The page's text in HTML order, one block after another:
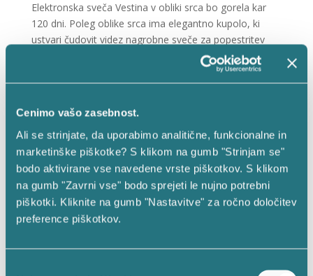
Cenimo vašo zasebnost.
Ali se strinjate, da uporabimo analitične, funkcionalne in
marketinške piškotke? S klikom na gumb "Strinjam se"
bodo aktivirane vse navedene vrste piškotkov. S klikom
na gumb "Zavrni vse" bodo sprejeti le nujno potrebni
piškotki. Kliknite na gumb "Nastavitve" za ročno določitev
preference piškotkov.
Elektronska sveča Vestina v obliki srca bo gorela kar
120 dni. Poleg oblike srca ima elegantno kupolo, ki
ustvari čudovit videz nagrobne sveče za popestritev
nagrobne dekoracije v vseh letnih časih. Njeno ohišje
je izdelano iz stekla in je odporno na vse vremenske
razmere, tako dež kot tudi sneg in veter. Elektronska
pritisnite na gumb, ki se nahaja na spodnjem delu
vložka. Elektronsko srce Vestina posnema plamen
gorenja prave sveče.
Zaključek
Solarna ali elektronska sveča v obliki srca? Izbira je
vaša. Naša priljubljena srčka bosta sedaj po celotni